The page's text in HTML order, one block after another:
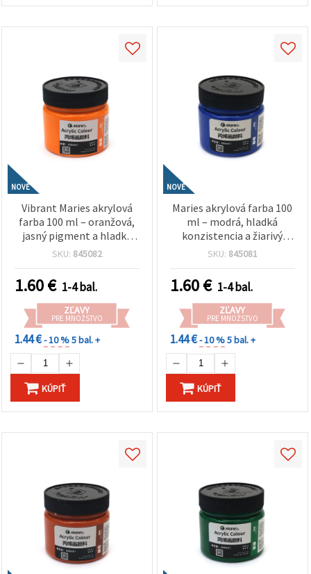
NOVÉ
Vibrant Maries akrylová
farba 100 ml – oranžová,
jasný pigment a hladké
krytie pre umelcov,
projekty, hobby tvorenie a
výtvarné potreby
SKU: 845082
1.60€ 1-4 bal.
ZĽAVY
PRE MNOŽSTVO
1.44 €- 10 %5 bal. +
KÚPIŤ
NOVÉ
Maries akrylová farba 100
ml – modrá, hladká
konzistencia a žiarivý
pigment pre umelcov,
maliarske projekty
SKU: 845081
1.60€ 1-4 bal.
ZĽAVY
PRE MNOŽSTVO
1.44 €- 10 %5 bal. +
KÚPIŤ